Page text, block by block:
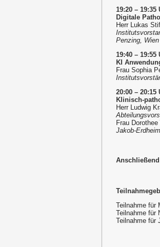
19:20 – 19:35
Digitale
Herr Lukas
Penzing, Wien
19:40 – 19:55
KI
Frau Sophia
20:00 – 20:15
Klinisch-
Herr Ludwig
Frau
Jakob-
Teilnahme für
Teilnahme für
Teilnahme für